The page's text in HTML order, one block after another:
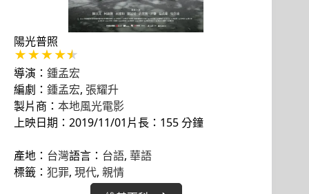
陽光普照
導演： 鍾孟宏
編劇： 鍾孟宏, 張耀升
製片商： 本地風光電影
上映日期：2019/11/01 片長：155 分鐘
產地： 台灣語言： 台語, 華語
標籤： 犯罪, 現代, 親情